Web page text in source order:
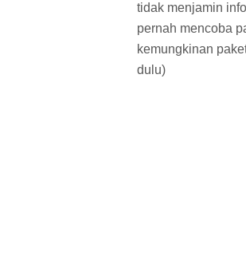
tidak menjamin
pernah mencoba
kemungkinan
dulu)